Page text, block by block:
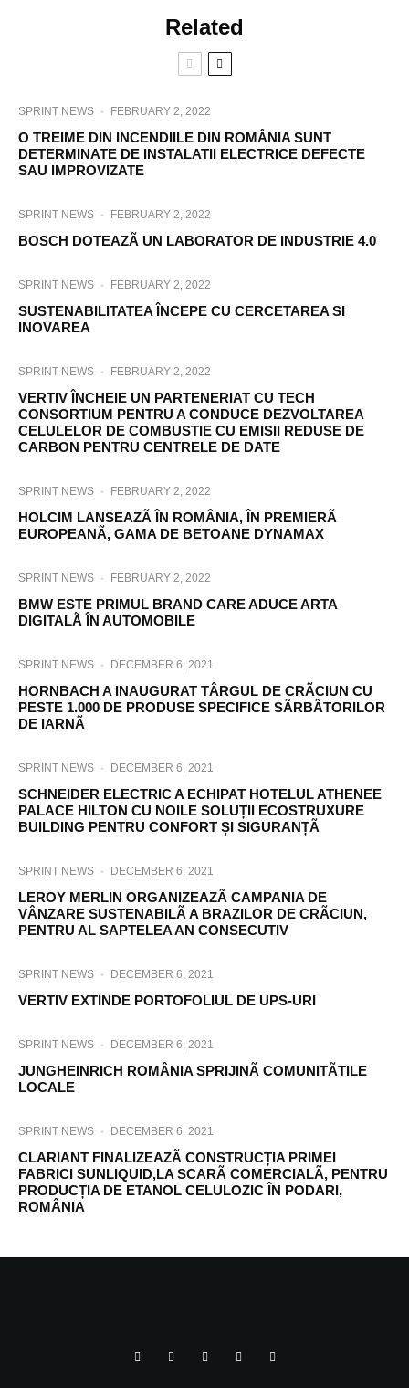
Related
SPRINT NEWS · FEBRUARY 2, 2022
O TREIME DIN INCENDIILE DIN ROMÂNIA SUNT
DETERMINATE DE INSTALATII ELECTRICE DEFECTE
SAU IMPROVIZATE
SPRINT NEWS · FEBRUARY 2, 2022
BOSCH DOTEAZÃ UN LABORATOR DE INDUSTRIE 4.0
SPRINT NEWS · FEBRUARY 2, 2022
SUSTENABILITATEA ÎNCEPE CU CERCETAREA SI
INOVAREA
SPRINT NEWS · FEBRUARY 2, 2022
VERTIV ÎNCHEIE UN PARTENERIAT CU TECH
CONSORTIUM PENTRU A CONDUCE DEZVOLTAREA
CELULELOR DE COMBUSTIE CU EMISII REDUSE DE
CARBON PENTRU CENTRELE DE DATE
SPRINT NEWS · FEBRUARY 2, 2022
HOLCIM LANSEAZÃ ÎN ROMÂNIA, ÎN PREMIERÃ
EUROPEANÃ, GAMA DE BETOANE DYNAMAX
SPRINT NEWS · FEBRUARY 2, 2022
BMW ESTE PRIMUL BRAND CARE ADUCE ARTA
DIGITALÃ ÎN AUTOMOBILE
SPRINT NEWS · DECEMBER 6, 2021
HORNBACH A INAUGURAT TÂRGUL DE CRÃCIUN CU
PESTE 1.000 DE PRODUSE SPECIFICE SÃRBÃTORILOR
DE IARNÃ
SPRINT NEWS · DECEMBER 6, 2021
SCHNEIDER ELECTRIC A ECHIPAT HOTELUL ATHENEE
PALACE HILTON CU NOILE SOLUȚII ECOSTRUXURE
BUILDING PENTRU CONFORT ȘI SIGURANȚÃ
SPRINT NEWS · DECEMBER 6, 2021
LEROY MERLIN ORGANIZEAZÃ CAMPANIA DE
VÂNZARE SUSTENABILÃ A BRAZILOR DE CRÃCIUN,
PENTRU AL SAPTELEA AN CONSECUTIV
SPRINT NEWS · DECEMBER 6, 2021
VERTIV EXTINDE PORTOFOLIUL DE UPS-URI
SPRINT NEWS · DECEMBER 6, 2021
JUNGHEINRICH ROMÂNIA SPRIJINÃ COMUNITÃTILE
LOCALE
SPRINT NEWS · DECEMBER 6, 2021
CLARIANT FINALIZEAZÃ CONSTRUCȚIA PRIMEI
FABRICI SUNLIQUID,LA SCARÃ COMERCIALÃ, PENTRU
PRODUCȚIA DE ETANOL CELULOZIC ÎN PODARI,
ROMÂNIA